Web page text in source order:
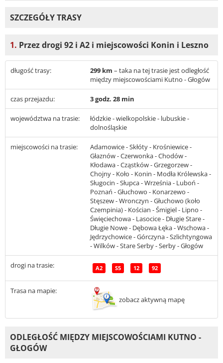
SZCZEGÓŁY TRASY
1. Przez drogi 92 i A2 i miejscowości Konin i Leszno
długość trasy: 299 km – taka na tej trasie jest odległość
między miejscowościami Kutno - Głogów
czas przejazdu: 3 godz. 28 min
województwa na trasie:
łódzkie - wielkopolskie - lubuskie -
dolnośląskie
miejscowości na trasie:
Adamowice - Skłóty - Krośniewice -
Głaznów - Czerwonka - Chodów -
Kłodawa - Cząstków - Grzegorzew -
Chojny - Koło - Konin - Modła Królewska -
Sługocin - Słupca - Września - Luboń -
Poznań - Głuchowo - Konarzewo -
Stęszew - Wronczyn - Głuchowo (koło
Czempinia) - Kościan - Śmigiel - Lipno -
Święciechowa - Lasocice - Długie Stare -
Długie Nowe - Dębowa Łęka - Wschowa -
Jędrzychowice - Górczyna - Szlichtyngowa
- Wilków - Stare Serby - Serby - Głogów
drogi na trasie: A2 S5 12 92
Trasa na mapie:
zobacz aktywną mapę
ODLEGŁOŚĆ MIĘDZY MIEJSCOWOŚCIAMI KUTNO -
GŁOGÓW